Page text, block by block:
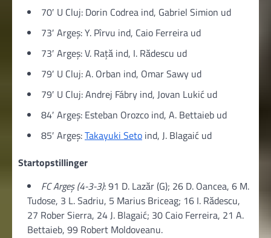
70′ U Cluj: Dorin Codrea ind, Gabriel Simion ud
73′ Argeș: Y. Pîrvu ind, Caio Ferreira ud
73′ Argeș: V. Raţă ind, I. Rădescu ud
79′ U Cluj: A. Orban ind, Omar Sawy ud
79′ U Cluj: Andrej Fábry ind, Jovan Lukić ud
84′ Argeș: Esteban Orozco ind, A. Bettaieb ud
85′ Argeș:Takayuki Seto ind, J. Blagaić ud
Startopstillinger
FC Argeș (4-3-3): 91 D. Lazăr (G); 26 D. Oancea, 6 M.
Tudose, 3 L. Sadriu, 5 Marius Briceag; 16 I. Rădescu,
27 Rober Sierra, 24 J. Blagaić; 30 Caio Ferreira, 21 A.
Bettaieb, 99 Robert Moldoveanu.